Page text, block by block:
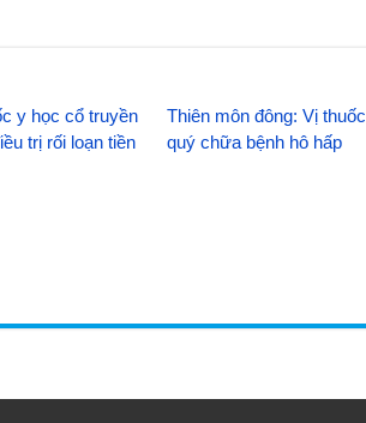
y học cổ truyền
trị rối loạn tiền
Thiên môn đông: Vị thuốc
quý chữa bệnh hô hấp